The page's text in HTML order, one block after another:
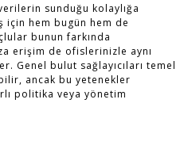
sunduğu kolaylığa
için hem bugün hem de
bunun farkında
erişim de ofislerinizle aynı
Genel bulut sağlayıcıları temel
ancak bu yetenekler
politika veya yönetim